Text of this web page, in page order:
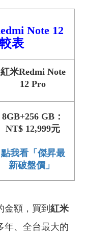
Note 12
表
紅米Redmi Note
12 Pro
8GB+256 GB：
NT$ 12,999元
點我看「傑昇最
新破盤價」
金額，買到 紅米
年、全台最大的